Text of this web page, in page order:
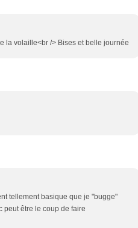
la volaille<br /> Bises et belle journée
tellement basique que je "bugge"
peut être le coup de faire